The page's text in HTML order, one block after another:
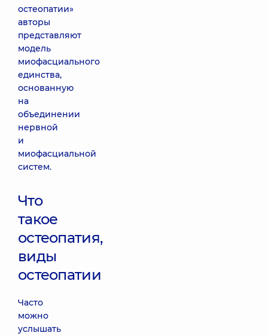
остеопатии»
авторы
представляют
модель
миофасциального
единства,
основанную
на
объединении
нервной
и
миофасциальной
систем.
Что
такое
остеопатия,
виды
остеопатии
Часто
можно
услышать